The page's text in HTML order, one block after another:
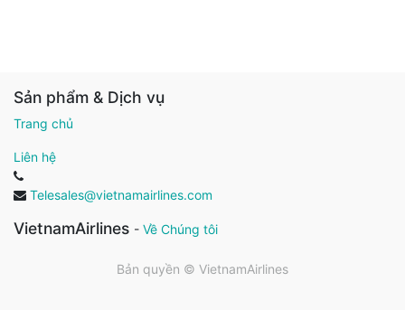
Sản phẩm & Dịch vụ
Trang chủ
Liên hệ
Telesales@vietnamairlines.com
VietnamAirlines - Về Chúng tôi
Bản quyền © VietnamAirlines